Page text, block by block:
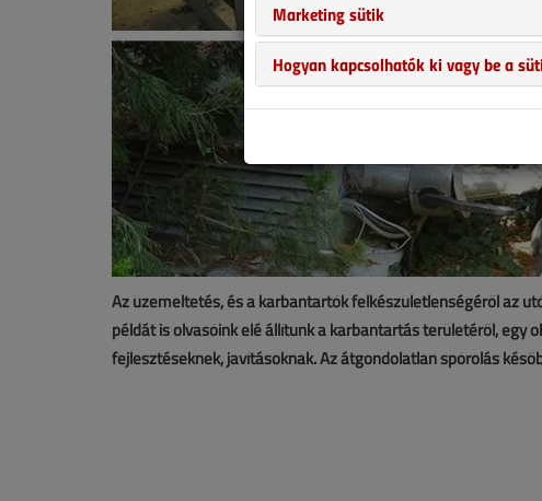
Az üzemeltetés, és a karbantartók felkészületlenségéről az
példát is olvasóink elé állítunk a karbantartás területéről, egy
fejlesztéseknek, javításoknak. Az átgondolatlan spórolás
Marketing sütik
Hogyan kapcsolhatók ki vagy be a